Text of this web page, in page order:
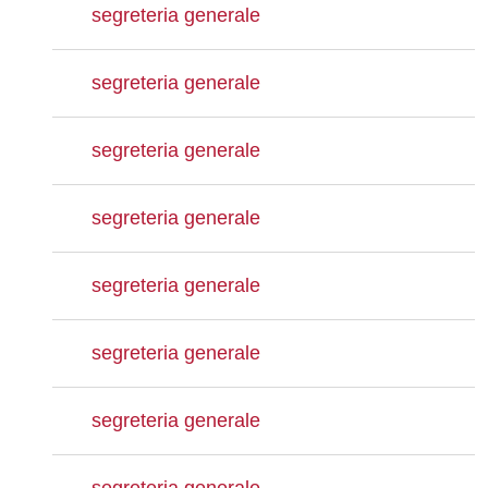
segreteria generale
segreteria generale
segreteria generale
segreteria generale
segreteria generale
segreteria generale
segreteria generale